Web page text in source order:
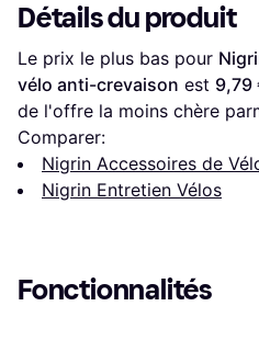
Détails du produit
Le prix le plus bas pour
vélo anti-crevaison est 9,79
de l'offre la moins chère
Comparer:
Nigrin Accessoires de
Nigrin Entretien Vélos
Fonctionnalités